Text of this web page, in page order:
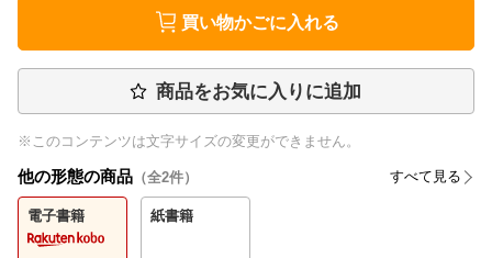
買い物かごに入れる
商品をお気に入りに追加
※このコンテンツは文字サイズの変更ができません。
他の形態の商品 （全2件） すべて見る
電子書籍 紙書籍